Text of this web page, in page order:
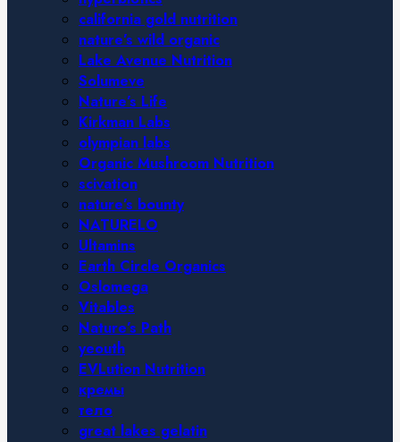
california gold nutrition
nature’s wild organic
Lake Avenue Nutrition
Solumeve
Nature’s Life
Kirkman Labs
olympian labs
Organic Mushroom Nutrition
scivation
nature’s bounty
NATURELO
Ultamins
Earth Circle Organics
Oslomega
Vitables
Nature’s Path
yeouth
EVLution Nutrition
кремы
тело
great lakes gelatin